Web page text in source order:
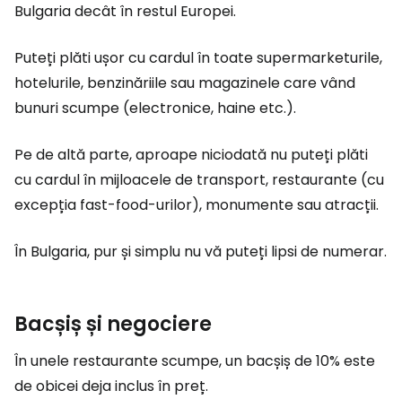
Bulgaria decât în restul Europei.
Puteți plăti ușor cu cardul în toate supermarketurile,
hotelurile, benzinăriile sau magazinele care vând
bunuri scumpe (electronice, haine etc.).
Pe de altă parte, aproape niciodată nu puteți plăti
cu cardul în mijloacele de transport, restaurante (cu
excepția fast-food-urilor), monumente sau atracții.
În Bulgaria, pur și simplu nu vă puteți lipsi de numerar.
Bacșiș și negociere
În unele restaurante scumpe, un bacșiș de 10% este
de obicei deja inclus în preț.